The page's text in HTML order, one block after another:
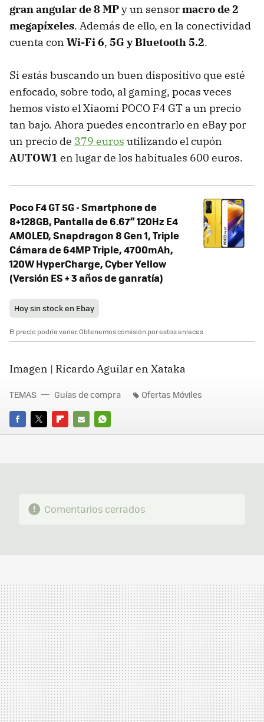
gran angular de 8 MPy un sensormacro de 2
megapíxeles. Además de ello, en la conectividad
cuenta con Wi-Fi 6, 5G y Bluetooth 5.2.
Si estás buscando un buen dispositivo que esté
enfocado, sobre todo, al gaming, pocas veces
hemos visto el Xiaomi POCO F4 GT a un precio
tan bajo. Ahora puedes encontrarlo en eBay por
un precio de 379 euros utilizando el cupón
AUTOW1 en lugar de los habituales 600 euros.
Poco F4 GT 5G - Smartphone de
8+128GB, Pantalla de 6.67” 120Hz E4
AMOLED, Snapdragon 8 Gen 1, Triple
Cámara de 64MP Triple, 4700mAh,
120W HyperCharge, Cyber Yellow
(Versión ES + 3 años de ganratía)
Hoy sin stock en Ebay
El precio podría variar. Obtenemos comisión por estos enlaces
Imagen | Ricardo Aguilar en Xataka
FACEBOOK
TWITTERFLIPBOARD
E-
WHATSAPP
TEMAS Guías de compra Ofertas Móviles
Comentarios cerrados